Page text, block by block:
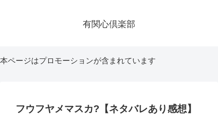
有関心倶楽部
本ページはプロモーションが含まれています
フウフヤメマスカ?【ネタバレあり感想】